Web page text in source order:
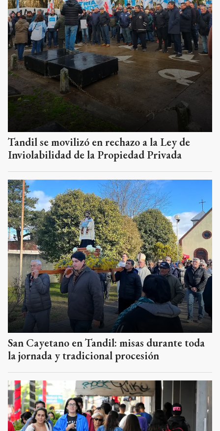
Tandil se movilizó en rechazo a la Ley de
Inviolabilidad de la Propiedad Privada
San Cayetano en Tandil: misas durante toda
la jornada y tradicional procesión